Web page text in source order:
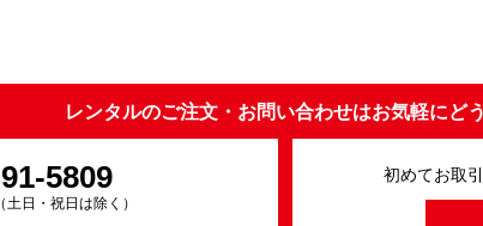
レンタルのご注文・お問い合わせはお気軽にど
5809
日・祝日は除く）
初めてお取